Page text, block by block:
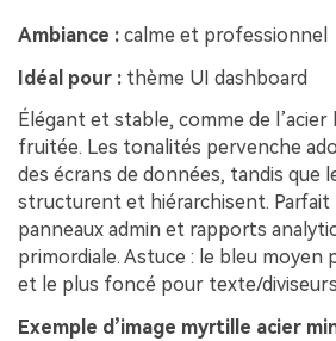
Ambiance : calme et professionnel
Idéal pour : thème UI dashboard
Élégant et stable, comme de l’acier
fruitée. Les tonalités pervenche
des écrans de données, tandis que
structurent et hiérarchisent. Parfait
panneaux admin et rapports
primordiale. Astuce : le bleu moyen
et le plus foncé pour texte/
Exemple d’image myrtille acier